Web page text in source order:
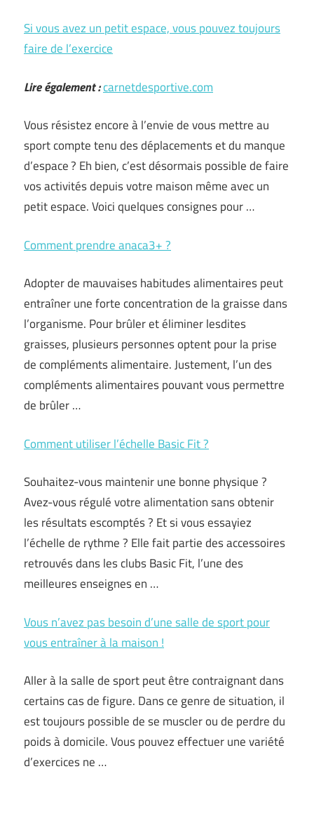
Si vous avez un petit espace, vous pouvez toujours
faire de l’exercice
Lire également :carnetdesportive.com
Vous résistez encore à l’envie de vous mettre au
sport compte tenu des déplacements et du manque
d’espace ? Eh bien, c’est désormais possible de faire
vos activités depuis votre maison même avec un
petit espace. Voici quelques consignes pour …
Comment prendre anaca3+ ?
Adopter de mauvaises habitudes alimentaires peut
entraîner une forte concentration de la graisse dans
l’organisme. Pour brûler et éliminer lesdites
graisses, plusieurs personnes optent pour la prise
de compléments alimentaire. Justement, l’un des
compléments alimentaires pouvant vous permettre
de brûler …
Comment utiliser l’échelle Basic Fit ?
Souhaitez-vous maintenir une bonne physique ?
Avez-vous régulé votre alimentation sans obtenir
les résultats escomptés ? Et si vous essayiez
l’échelle de rythme ? Elle fait partie des accessoires
retrouvés dans les clubs Basic Fit, l’une des
meilleures enseignes en …
Vous n’avez pas besoin d’une salle de sport pour
vous entraîner à la maison !
Aller à la salle de sport peut être contraignant dans
certains cas de figure. Dans ce genre de situation, il
est toujours possible de se muscler ou de perdre du
poids à domicile. Vous pouvez effectuer une variété
d’exercices ne …